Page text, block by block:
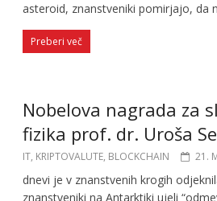
asteroid, znanstveniki pomirjajo, da
Preberi več
Nobelova nagrada za
fizika prof. dr. Uroša
IT, KRIPTOVALUTE, BLOCKCHAIN 21.
dnevi je v znanstvenih krogih
znanstveniki na Antarktiki ujeli